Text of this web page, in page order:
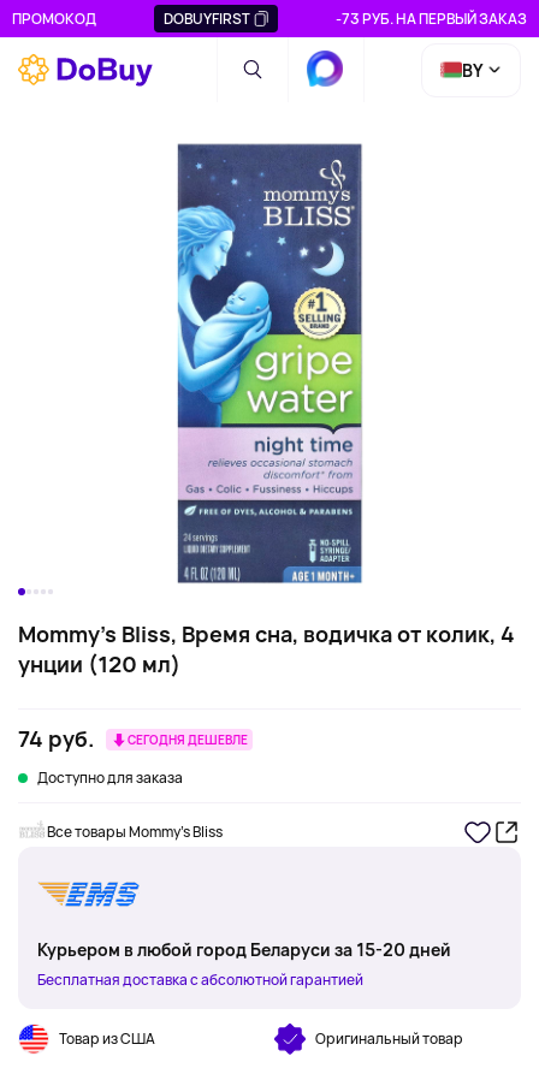
ПРОМОКОД DOBUYFIRST -73 РУБ. НА ПЕРВЫЙ ЗАКАЗ
BY
Mommy's Bliss, Время сна, водичка от колик, 4
унции (120 мл)
74 руб. СЕГОДНЯ ДЕШЕВЛЕ
Доступно для заказа
Все товары Mommy's Bliss
Курьером в любой город Беларуси за 15-20 дней
Бесплатная доставка с абсолютной гарантией
Товар из США Оригинальный товар